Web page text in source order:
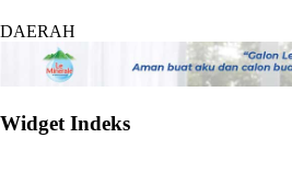
DAERAH
Widget Indeks